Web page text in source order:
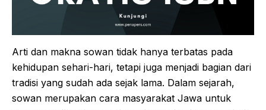
Arti dan makna sowan tidak hanya terbatas pada
kehidupan sehari-hari, tetapi juga menjadi bagian dari
tradisi yang sudah ada sejak lama. Dalam sejarah,
sowan merupakan cara masyarakat Jawa untuk